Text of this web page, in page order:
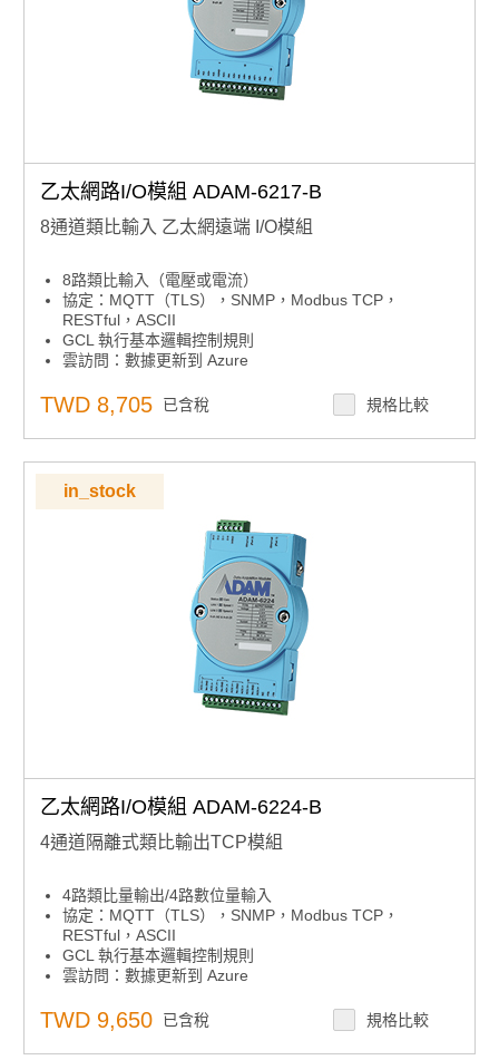
乙太網路I/O模組 ADAM-6217-B
8通道類比輸入 乙太網遠端 I/O模組
8路類比輸入（電壓或電流）
協定：MQTT（TLS），SNMP，Modbus TCP，
RESTful，ASCII
GCL 執行基本邏輯控制規則
雲訪問：數據更新到 Azure
用於映射 I/O 狀態的對等功能
內置網路伺服器
用於恢復系統的看門狗定時器
TWD 8,705 已含稅 規格比較
in_stock
乙太網路I/O模組 ADAM-6224-B
4通道隔離式類比輸出TCP模組
4路類比量輸出/4路數位量輸入
協定：MQTT（TLS），SNMP，Modbus TCP，
RESTful，ASCII
GCL 執行基本邏輯控制規則
雲訪問：數據更新到 Azure
用於映射 I/O 狀態的對等功能
內置網路伺服器
用於恢復系統的看門狗定時器
TWD 9,650 已含稅 規格比較